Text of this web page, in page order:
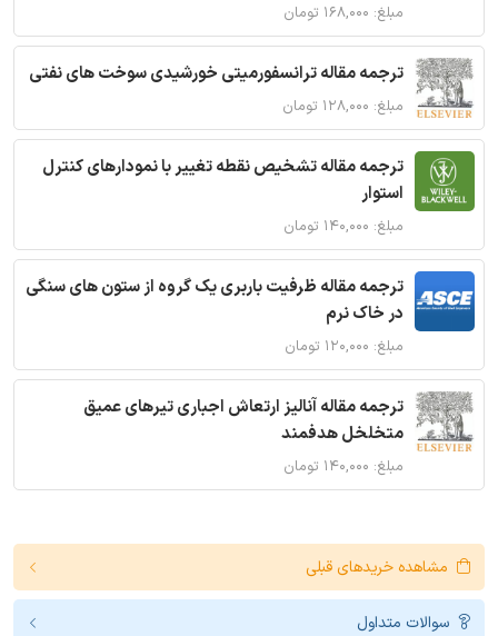
مبلغ: ۱۶۸,۰۰۰ تومان
ترجمه مقاله ترانسفورمیتی خورشیدی سوخت های نفتی
مبلغ: ۱۲۸,۰۰۰ تومان
ترجمه مقاله تشخیص نقطه تغییر با نمودارهای کنترل
استوار
مبلغ: ۱۴۰,۰۰۰ تومان
ترجمه مقاله ظرفیت باربری یک گروه از ستون های سنگی
در خاک نرم
مبلغ: ۱۲۰,۰۰۰ تومان
ترجمه مقاله آنالیز ارتعاش اجباری تیرهای عمیق
متخلخل هدفمند
مبلغ: ۱۴۰,۰۰۰ تومان
مشاهده خریدهای قبلی
سوالات متداول